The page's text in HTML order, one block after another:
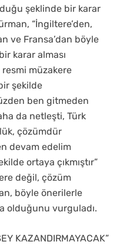
şeklinde bir karar
“İngiltere’den,
ve Fransa’dan böyle
karar alması
müzakere
şekilde
ben gitmeden
da netleşti, Türk
çözümdür
devam edelim
ortaya çıkmıştır”
değil, çözüm
böyle önerilerle
olduğunu vurguladı.
KAZANDIRMAYACAK”